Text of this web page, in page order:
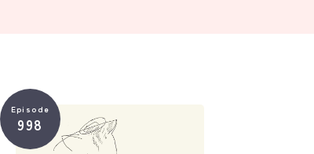
Episode
998